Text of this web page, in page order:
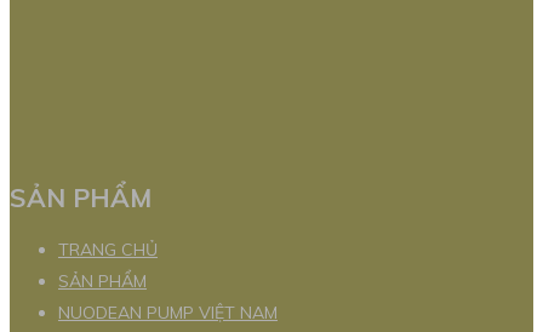
SẢN PHẨM
TRANG CHỦ
SẢN PHẨM
NUODEAN PUMP VIỆT NAM